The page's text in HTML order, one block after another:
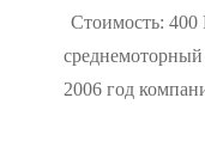
Стоимость: 400
2006 год